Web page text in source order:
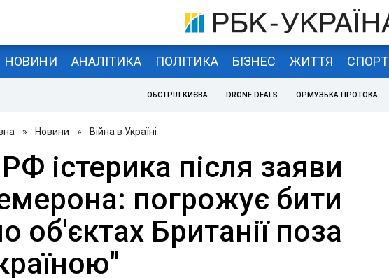
НОВИНИ АНАЛІТИКА ПОЛІТИКА БІЗНЕС ЖИТТЯ СПОРТ
ОБСТРІЛ КИЄВА DRONE DEALS ОРМУЗЬКА ПРОТОКА
» Новини » Війна в Україні
істерика після заяви
погрожує бити
об'єктах Британії поза